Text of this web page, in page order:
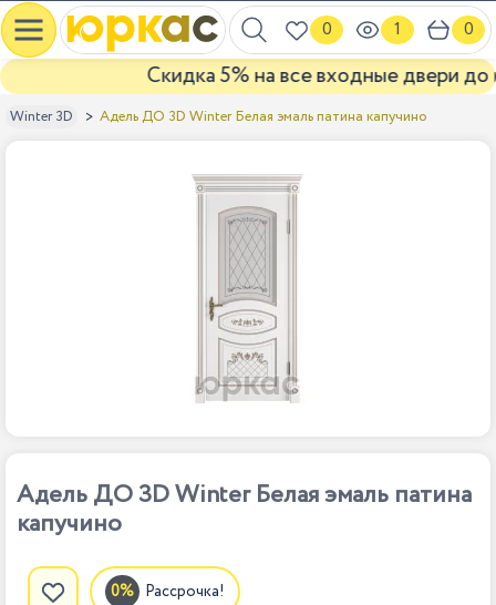
0 1 0
Скидка 5% на все входные двери до
Winter 3D Адель ДО 3D Winter Белая эмаль патина капучино
Адель ДО 3D Winter Белая эмаль патина
капучино
Рассрочка!